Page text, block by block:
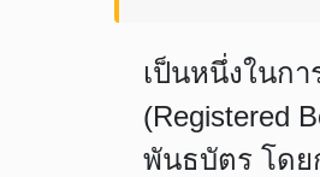
เป็นหนึ่งในก
(Registered
พันธบัตร โดย